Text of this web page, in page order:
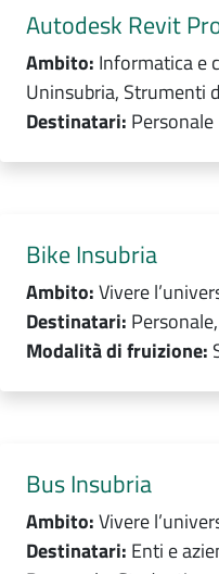
Autodesk Revit
Ambito: Informatica e
Uninsubria, Strumenti
Destinatari: Personale
Bike Insubria
Ambito:Vivere
Destinatari:
Modalità di fruizione:
Bus Insubria
Ambito:Vivere
Destinatari: Enti e